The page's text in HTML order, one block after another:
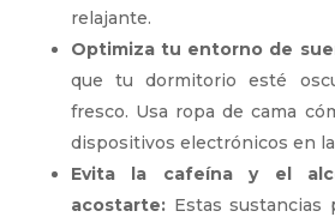
relajante.
Optimiza tu entorno de
que tu dormitorio esté
fresco. Usa ropa de cama
dispositivos electrónicos en la
Evita la cafeína y el
acostarte:Estas sustancias